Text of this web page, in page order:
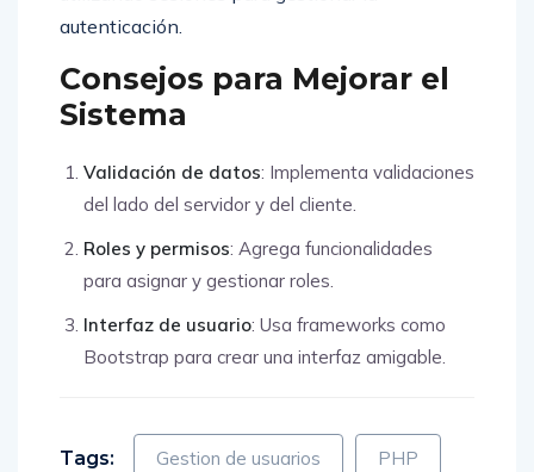
autenticación.
Consejos para Mejorar el
Sistema
Validación de datos: Implementa validaciones
del lado del servidor y del cliente.
Roles y permisos: Agrega funcionalidades
para asignar y gestionar roles.
Interfaz de usuario: Usa frameworks como
Bootstrap para crear una interfaz amigable.
Tags: Gestion de usuarios PHP